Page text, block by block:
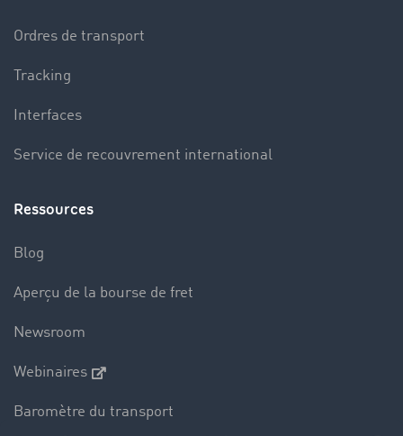
Ordres de transport
Tracking
Interfaces
Service de recouvrement international
Ressources
Blog
Aperçu de la bourse de fret
Newsroom
Webinaires
Baromètre du transport